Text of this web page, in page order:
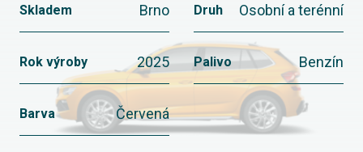
Skladem Brno Druh Osobní a terénní
Rok výroby 2025 Palivo Benzín
Barva Červená